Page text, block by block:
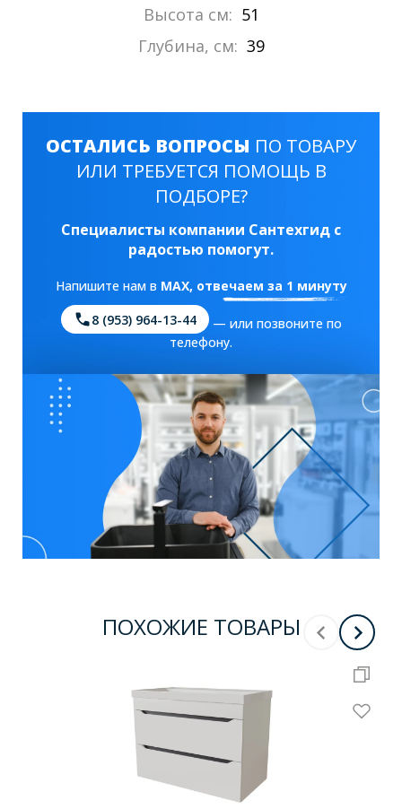
Высота см: 51
Глубина, см: 39
ОСТАЛИСЬ ВОПРОСЫ ПО ТОВАРУ
ИЛИ ТРЕБУЕТСЯ ПОМОЩЬ В
ПОДБОРЕ?
Специалисты компании Сантехгид с
радостью помогут.
Напишите нам в MAX, отвечаем за 1 минуту
8 (953) 964-13-44
— или позвоните по
телефону.
ПОХОЖИЕ ТОВАРЫ